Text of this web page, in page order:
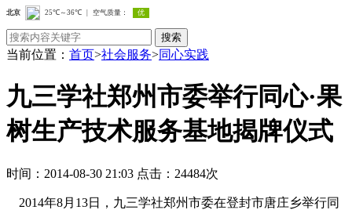
搜索
当前位置： 首页>社会服务>同心实践
九三学社郑州市委举行同心·果
树生产技术服务基地揭牌仪式
时间：2014-08-30 21:03 点击：24484次
2014年8月13日，九三学社郑州市委在登封市唐庄乡举行同